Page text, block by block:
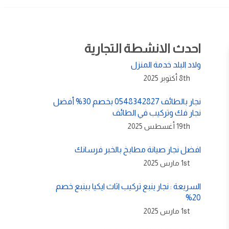
احدث الانشطة التجارية
ولاد البلد خدمة المنزل
8th أكتوبر 2025
نجار بالطائف 0548342827 بخصم 30% أفضل
نجار فك وتركيب في الطائف
19th أغسطس 2025
افضل نجار صيانة مطابخ بالخبر فرسانك
1st مارس 2025
السريعة : نجار ينبع تركيب اثاث ايكيا بينبع خصم
20%
1st مارس 2025